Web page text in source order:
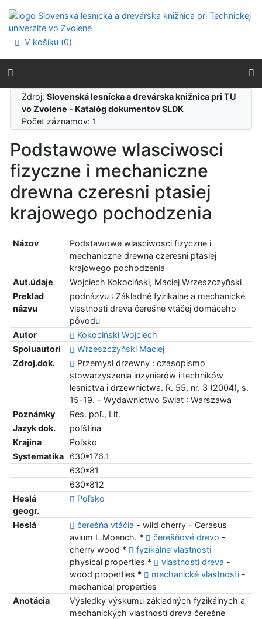
Prejsť na menu
Prehlásenie o webovej prístupnosti
V košíku (0)
Zdroj:Slovenská lesnícka a drevárska knižnica pri TU
vo Zvolene - Katalóg dokumentov SLDK
Počet záznamov: 1
Podstawowe wlasciwosci
fizyczne i mechaniczne
drewna czeresni ptasiej
krajowego pochodzenia
Názov
Podstawowe wlasciwosci fizyczne i
mechaniczne drewna czeresni ptasiej
krajowego pochodzenia
Aut.údaje
Wojciech Kokociňski, Maciej Wrzeszczyňski
Preklad
názvu
podnázvu : Základné fyzikálne a mechanické
vlastnosti dreva čerešne vtáčej domáceho
pôvodu
Autor
Kokociński Wojciech
Spoluautori
Wrzeszczyňski Maciej
Zdroj.dok.
Przemysl drzewny : czasopismo
stowarzyszenia inzynierów i techników
lesnictva i drzewnictwa. R. 55, nr. 3 (2004), s.
15-19. - Wydawnictwo Swiat : Warszawa
Poznámky
Res. poľ., Lit.
Jazyk dok.
poľština
Krajina
Poľsko
Systematika
630*176.1
630*81
630*812
Heslá
geogr.
Poľsko
Heslá čerešňa vtáčia - wild cherry - Cerasus
avium L.Moench. *
čerešňové drevo -
cherry wood *
fyzikálne vlastnosti-
physical properties *
vlastnosti dreva -
wood properties *
mechanické vlastnosti-
mechanical properties
Anotácia
Výsledky výskumu základných fyzikálnych a
mechanických vlastností dreva čerešne